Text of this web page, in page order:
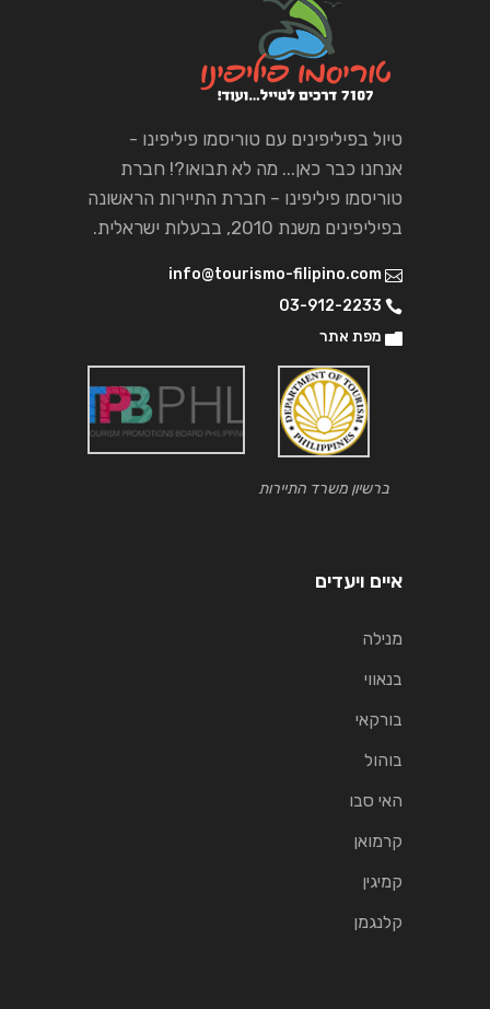
טיול בפיליפינים עם טוריסמו פיליפינו -
אנחנו כבר כאן... מה לא תבואו?! חברת
טוריסמו פיליפינו – חברת התיירות הראשונה
בפיליפינים משנת 2010, בבעלות ישראלית.
info@tourismo-filipino.com
03-912-2233
מפת אתר
ברשיון משרד התיירות
איים ויעדים
מנילה
בנאווי
בורקאי
בוהול
האי סבו
קרמואן
קמיגין
קלנגמן